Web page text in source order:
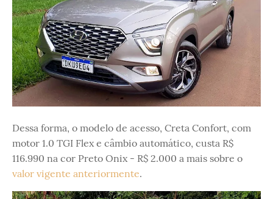
Dessa forma, o modelo de acesso, Creta Confort, com
motor 1.0 TGI Flex e câmbio automático, custa R$
116.990 na cor Preto Onix - R$ 2.000 a mais sobre o
valor vigente anteriormente.